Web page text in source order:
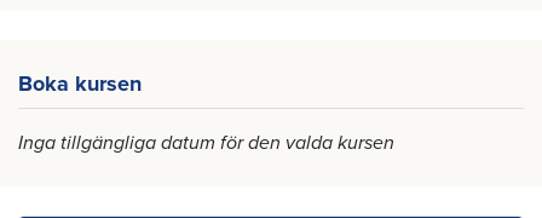
Boka kursen
Inga tillgängliga datum för den valda kursen